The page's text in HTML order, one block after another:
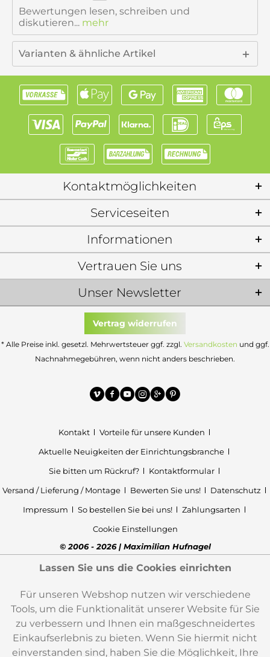
Bewertungen lesen, schreiben und
diskutieren... mehr
Varianten & ähnliche Artikel
Kontaktmöglichkeiten
Serviceseiten
Informationen
Unser Newsletter
Vertrauen Sie uns
Vertrag widerrufen
* Alle Preise inkl. gesetzl. Mehrwertsteuer ggf. zzgl. Versandkosten und ggf.
Nachnahmegebühren, wenn nicht anders beschrieben.
Kontakt
Vorteile für unsere Kunden
Aktuelle Neuigkeiten der Einrichtungsbranche
Sie bitten um Rückruf?
Kontaktformular
Versand / Lieferung / Montage
Bewerten Sie uns!
Datenschutz
Impressum
So bestellen Sie bei uns!
Zahlungsarten
Cookie Einstellungen
© 2006 - 2026 | Maximilian Hufnagel
Lassen Sie uns die Cookies einrichten
Für unseren Webshop nutzen wir verschiedene
Tools, um die Funktionalität unserer Website für Sie
zu verbessern und Ihnen ein maßgeschneidertes
Einkaufserlebnis zu bieten. Wenn Sie hiermit nicht
einverstanden sind, haben Sie die Möglichkeit, Ihre